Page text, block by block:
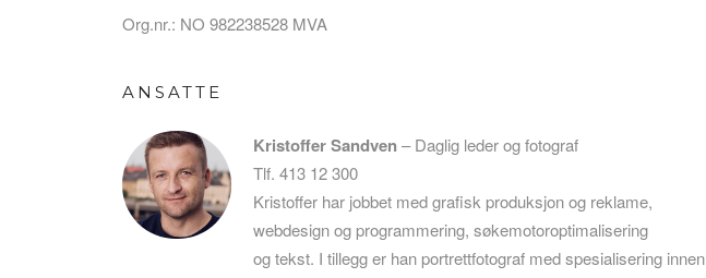
Org.nr.: NO 982238528 MVA
ANSATTE
Kristoffer Sandven – Daglig leder og fotograf
Tlf. 413 12 300
Kristoffer har jobbet med grafisk produksjon og reklame,
webdesign og programmering, søkemotoroptimalisering
og tekst. I tillegg er han portrettfotograf med spesialisering innen